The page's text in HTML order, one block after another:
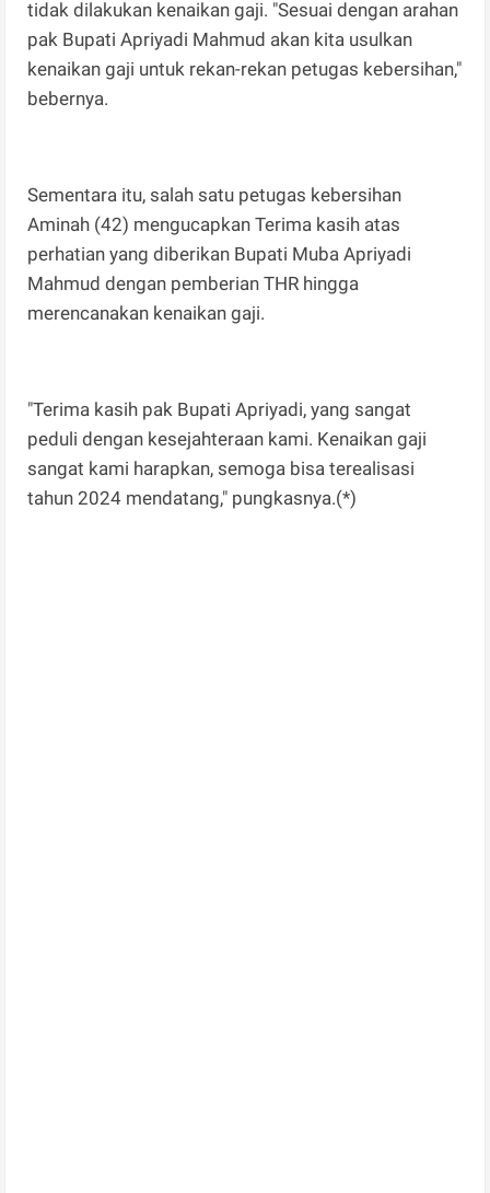
tidak dilakukan kenaikan gaji. "Sesuai dengan arahan
pak Bupati Apriyadi Mahmud akan kita usulkan
kenaikan gaji untuk rekan-rekan petugas kebersihan,"
bebernya.
Sementara itu, salah satu petugas kebersihan
Aminah (42) mengucapkan Terima kasih atas
perhatian yang diberikan Bupati Muba Apriyadi
Mahmud dengan pemberian THR hingga
merencanakan kenaikan gaji.
"Terima kasih pak Bupati Apriyadi, yang sangat
peduli dengan kesejahteraan kami. Kenaikan gaji
sangat kami harapkan, semoga bisa terealisasi
tahun 2024 mendatang," pungkasnya.(*)